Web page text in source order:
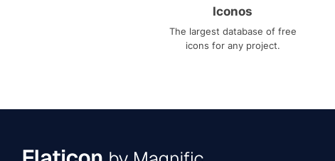
Iconos
The largest database of free
icons for any project.